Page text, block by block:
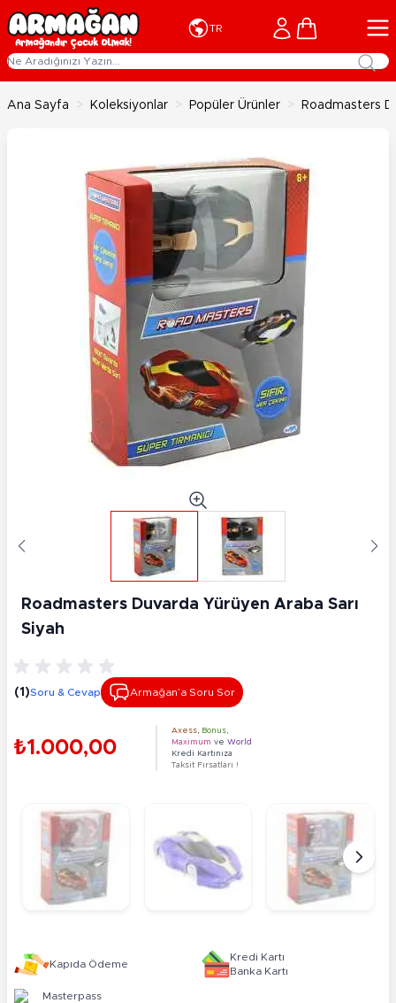
İçeriğe geç
TR Cart
Ana Sayfa > Koleksiyonlar > Popüler Ürünler > Roadmasters
Roadmasters Duvarda Yürüyen Araba Sarı
Siyah
(1)Soru & Cevap Armağan’a Soru Sor
₺1.000,00
Axess Bonus
Maximum ve World
Kredi Kartınıza
Taksit Fırsatları !
Kapıda Ödeme
Kredi Kartı
Banka Kartı
Masterpass